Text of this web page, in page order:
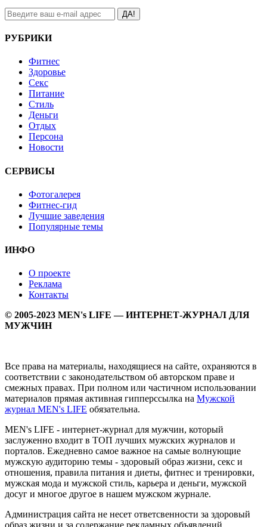
ДА!
РУБРИКИ
Фитнес
Здоровье
Секс
Питание
Стиль
Деньги
Отдых
Персона
Новости
СЕРВИСЫ
Фотогалерея
Фитнес-гид
Лучшие заведения
Популярные темы
ИНФО
О проекте
Реклама
Контакты
© 2005-2023 MEN's LIFE — ИНТЕРНЕТ-ЖУРНАЛ ДЛЯ
МУЖЧИН
Все права на материалы, находящиеся на сайте, охраняются в
соответствии с законодательством об авторском праве и
смежных правах. При полном или частичном использовании
материалов прямая активная гипперссылка на Мужской
журнал MEN's LIFE обязательна.
MEN's LIFE - интернет-журнал для мужчин, который
заслуженно входит в ТОП лучших мужских журналов и
порталов. Ежедневно самое важное на самые волнующие
мужскую аудиторию темы - здоровый образ жизни, секс и
отношения, правила питания и диеты, фитнес и тренировки,
мужская мода и мужской стиль, карьера и деньги, мужской
досуг и многое другое в нашем мужском журнале.
Администрация сайта не несет ответсвенности за здоровый